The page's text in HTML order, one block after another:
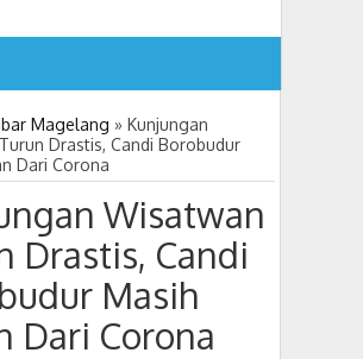
Gelar Gerakan Langit Biru Indonesia
Magelang » Kunjungan
Drastis, Candi Borobudur
Dari Corona
Wisatwan
Drastis, Candi
Masih
Dari Corona